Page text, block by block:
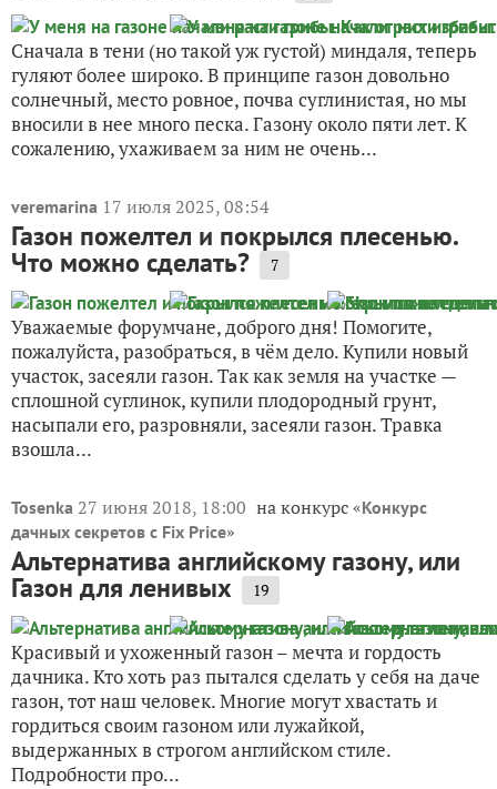
Сначала в тени (но такой уж густой) миндаля, теперь
гуляют более широко. В принципе газон довольно
солнечный, место ровное, почва суглинистая, но мы
вносили в нее много песка. Газону около пяти лет. К
сожалению, ухаживаем за ним не очень...
veremarina 17 июля 2025, 08:54
Газон пожелтел и покрылся плесенью.
Что можно сделать? 7
Уважаемые форумчане, доброго дня! Помогите,
пожалуйста, разобраться, в чём дело. Купили новый
участок, засеяли газон. Так как земля на участке —
сплошной суглинок, купили плодородный грунт,
насыпали его, разровняли, засеяли газон. Травка
взошла...
Tosenka 27 июня 2018, 18:00 на конкурс «Конкурс
дачных секретов с Fix Price»
Альтернатива английскому газону, или
Газон для ленивых 19
Красивый и ухоженный газон – мечта и гордость
дачника. Кто хоть раз пытался сделать у себя на даче
газон, тот наш человек. Многие могут хвастать и
гордиться своим газоном или лужайкой,
выдержанных в строгом английском стиле.
Подробности про...